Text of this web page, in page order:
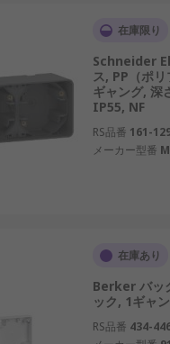
在庫限り
Schneider
ス, PP（ポ
ギャング, 深
IP55, NF
RS品番 161-
メーカー型番
在庫あり
Berker バッ
ック, 1ギャ
RS品番 434-